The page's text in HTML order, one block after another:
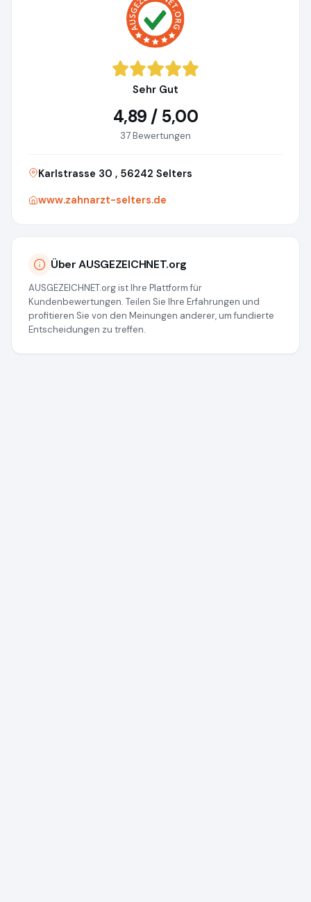
Sehr Gut
4,89 / 5,00
37 Bewertungen
Karlstrasse 30 , 56242 Selters
www.zahnarzt-selters.de
Über AUSGEZEICHNET.org
AUSGEZEICHNET.org ist Ihre Plattform für
Kundenbewertungen. Teilen Sie Ihre Erfahrungen und
profitieren Sie von den Meinungen anderer, um fundierte
Entscheidungen zu treffen.